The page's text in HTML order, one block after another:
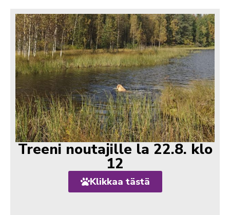
Treeni noutajille la 22.8. klo
12
Klikkaa tästä